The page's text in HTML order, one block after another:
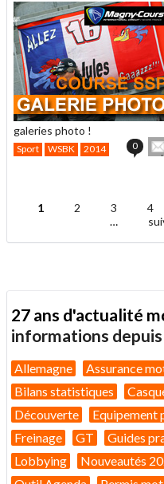
galeries photo !
Sport WSBK 2014 0
cet
ami
Pages
1 2 3 4
…
27 ans d'actualité
informations depuis
Allemagne Assurance
Bilans statistiques
Découverte
Equipement
Freinage
GT Guides
Lobbying
Nouveautés